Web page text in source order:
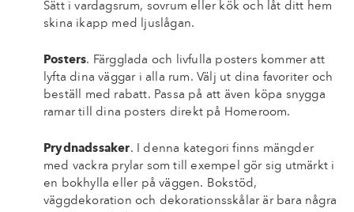
Sätt i vardagsrum, sovrum eller kök och låt ditt hem
skina ikapp med ljuslågan.
Posters. Färgglada och livfulla posters kommer att
lyfta dina väggar i alla rum. Välj ut dina favoriter och
beställ med rabatt. Passa på att även köpa snygga
ramar till dina posters direkt på Homeroom.
Prydnadssaker. I denna kategori finns mängder
med vackra prylar som till exempel gör sig utmärkt i
en bokhylla eller på väggen. Bokstöd,
väggdekoration och dekorationsskålar är bara några